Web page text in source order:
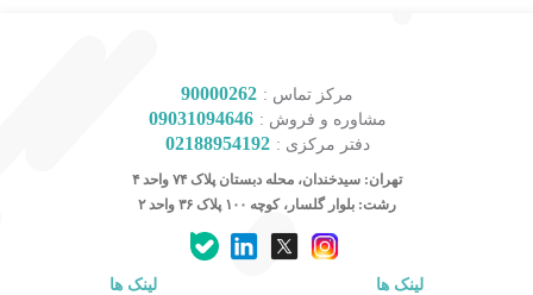
مرکز تماس : 90000262
مشاوره و فروش : 09031094646
دفتر مرکزی : 02188954192
تهران: سیدخندان، محله دبستان پلاک ۷۴ واحد ۴
رشت: بلوار گلسار، کوچه ۱۰۰ پلاک ۳۶ واحد ۲
لینک ها
لینک ها